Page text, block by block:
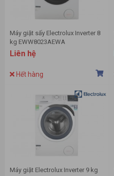
Máy giặt sấy Electrolux Inverter 8
kg EWW8023AEWA
Liên hệ
Hết hàng
Máy giặt Electrolux Inverter 9 kg